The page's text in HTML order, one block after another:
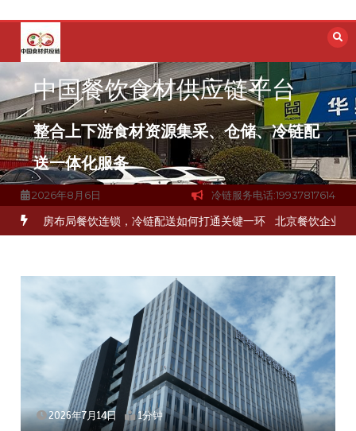
容
中国餐饮食材供应链平台
整合上下游食材资源集采、仓储、冷链配
送一体化服务
2026年8月6日 冷链服务电话:19937817614
通难题？ 杭州中央厨房布局餐饮连锁，冷链配送如何打通关键一环
2026年7月14日 1分钟